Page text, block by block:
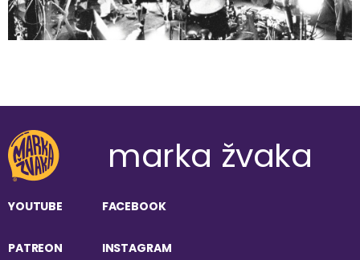
marka žvaka
YOUTUBE FACEBOOK
PATREON INSTAGRAM